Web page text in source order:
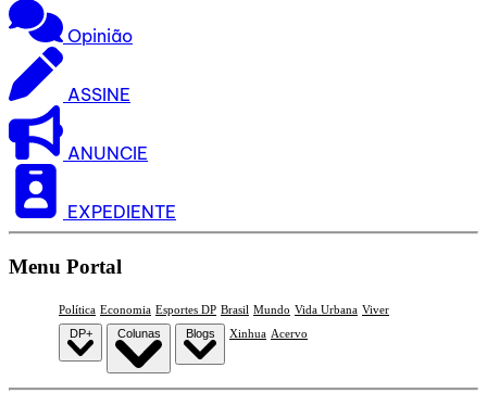
Opinião
ASSINE
ANUNCIE
EXPEDIENTE
Menu Portal
Política Economia Esportes DP Brasil Mundo Vida Urbana Viver
DP+
Colunas Blogs Xinhua Acervo